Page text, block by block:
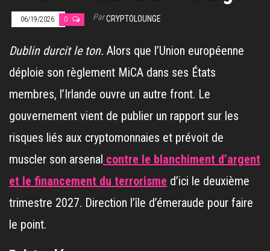
06/19/2026 0 ParCRYPTOLOUNGE
Dublin durcit le ton. Alors que l’Union européenne
déploie son règlement MiCA dans ses États
membres, l’Irlande ouvre un autre front. Le
gouvernement vient de publier un rapport sur les
risques liés aux cryptomonnaies et prévoit de
muscler son arsenal contre le blanchiment d’argent
et le financement du terrorisme d’ici le deuxième
trimestre 2027. Direction l’île d’émeraude pour faire
le point.